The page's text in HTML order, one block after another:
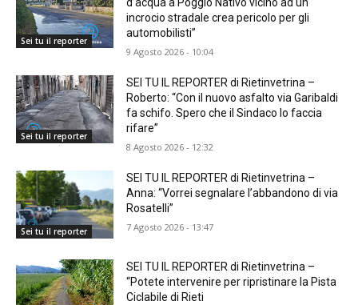
Sei tu il reporter
incrocio stradale crea pericolo per gli
automobilisti”
9 Agosto 2026 - 10:04
Sei tu il reporter
SEI TU IL REPORTER di Rietinvetrina –
Roberto: “Con il nuovo asfalto via Garibaldi
fa schifo. Spero che il Sindaco lo faccia
rifare”
8 Agosto 2026 - 12:32
Sei tu il reporter
SEI TU IL REPORTER di Rietinvetrina –
Anna: “Vorrei segnalare l’abbandono di via
Rosatelli”
7 Agosto 2026 - 13:47
SEI TU IL REPORTER di Rietinvetrina –
“Potete intervenire per ripristinare la Pista
Ciclabile di Rieti